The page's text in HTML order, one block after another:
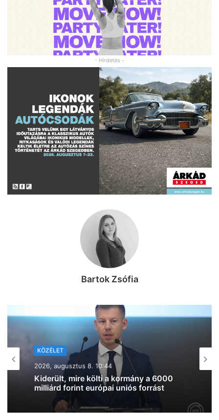
- Hirdetés -
Bartok Zsófia
KÖZÉLET
2026, augusztus 7. 19:39
KÖZÉLET
2026, augusztus 7. 18:36
Ismét Mészáros érdekeltségű cég nyert
közbeszerzést, Vitézy Dávid is
megszólalt az ügyben